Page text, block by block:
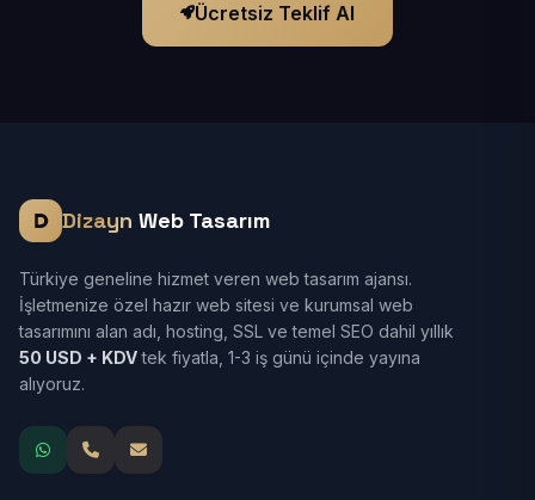
Ücretsiz Teklif Al
Dizayn Web Tasarım
Türkiye geneline hizmet veren web tasarım ajansı.
İşletmenize özel hazır web sitesi ve kurumsal web
tasarımını alan adı, hosting, SSL ve temel SEO dahil yıllık
50 USD + KDVtek fiyatla, 1-3 iş günü içinde yayına
alıyoruz.